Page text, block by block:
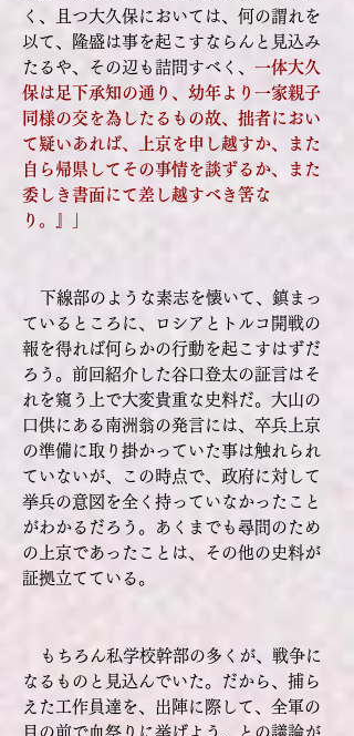
く、且つ大久保においては、何の謂れを
以て、隆盛は事を起こすならんと見込み
たるや、その辺も詰問すべく、 一体大久
保は足下承知の通り、幼年より一家親子
同様の交を為したるもの故、拙者におい
て疑いあれば、上京を申し越すか、また
自ら帰県してその事情を談ずるか、また
委しき書面にて差し越すべき筈な
り。』」
下線部のような素志を懐いて、鎮まっ
ているところに、ロシアとトルコ開戦の
報を得れば何らかの行動を起こすはずだ
ろう。前回紹介した谷口登太の証言はそ
れを窺う上で大変貴重な史料だ。大山の
口供にある南洲翁の発言には、卒兵上京
の準備に取り掛かっていた事は触れられ
ていないが、この時点で、政府に対して
挙兵の意図を全く持っていなかったこと
がわかるだろう。あくまでも尋問のため
の上京であったことは、その他の史料が
証拠立てている。
もちろん私学校幹部の多くが、戦争に
なるものと見込んでいた。だから、捕ら
えた工作員達を、出陣に際して、全軍の
目の前で血祭りに挙げよう、との議論が